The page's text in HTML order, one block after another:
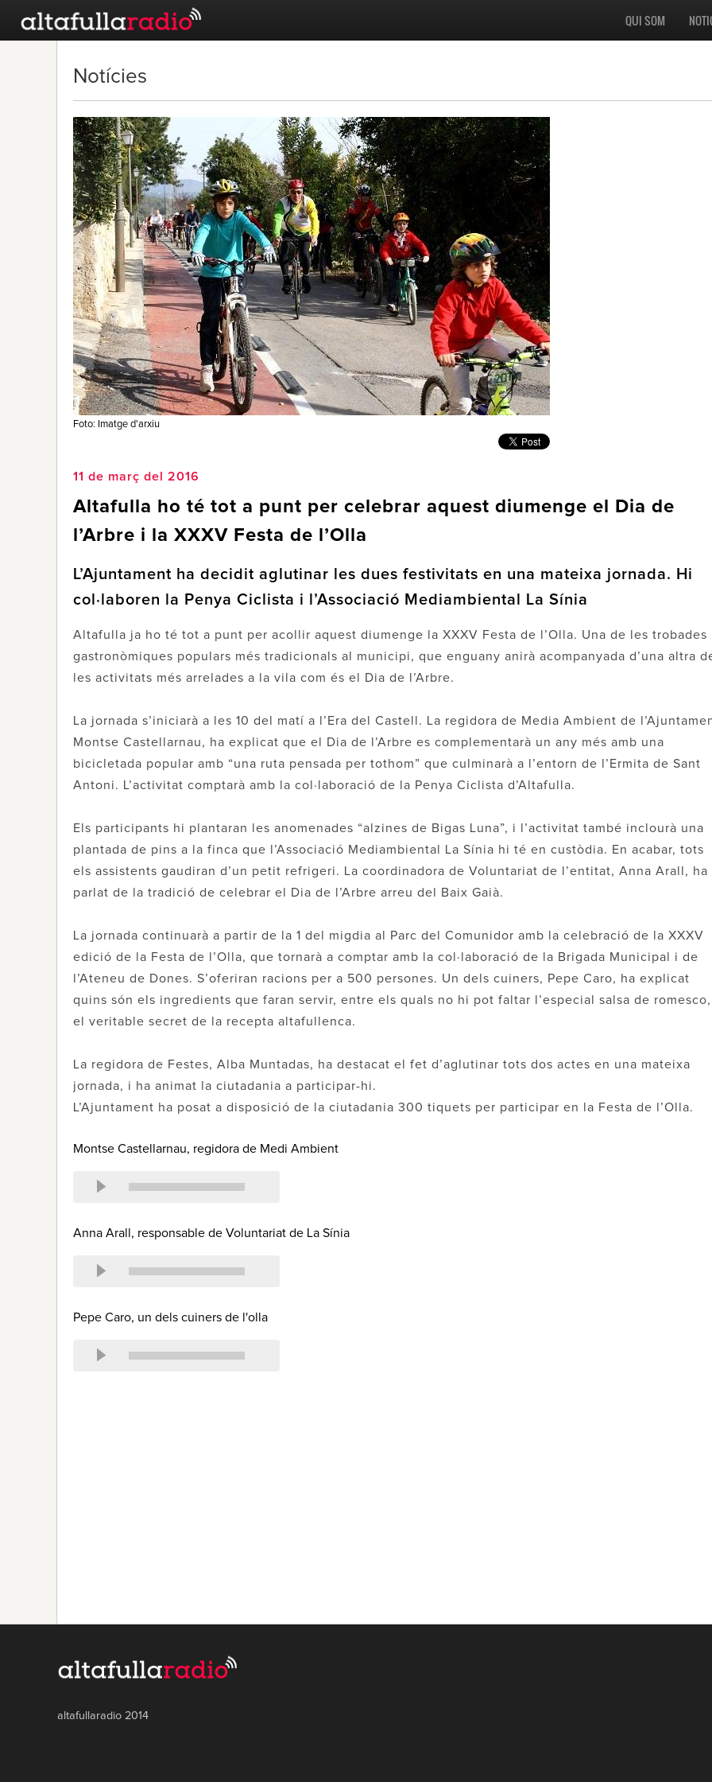
QUI SOM
Notícies
Foto: Imatge d'arxiu
11 de març del 2016
Altafulla ho té tot a punt per celebrar aquest diumenge el Dia de
l’Arbre i la XXXV Festa de l’Olla
L’Ajuntament ha decidit aglutinar les dues festivitats en una mateixa jornada. Hi
col·laboren la Penya Ciclista i l’Associació Mediambiental La Sínia
Altafulla ja ho té tot a punt per acollir aquest diumenge la XXXV Festa de l’Olla. Una de les trobades
gastronòmiques populars més tradicionals al municipi, que enguany anirà acompanyada d’una altra
les activitats més arrelades a la vila com és el Dia de l’Arbre.
La jornada s’iniciarà a les 10 del matí a l’Era del Castell. La regidora de Media Ambient de
Montse Castellarnau, ha explicat que el Dia de l’Arbre es complementarà un any més amb una
bicicletada popular amb “una ruta pensada per tothom” que culminarà a l’entorn de l’Ermita de Sant
Antoni. L’activitat comptarà amb la col·laboració de la Penya Ciclista d’Altafulla.
Els participants hi plantaran les anomenades “alzines de Bigas Luna”, i l’activitat també inclourà una
plantada de pins a la finca que l’Associació Mediambiental La Sínia hi té en custòdia. En acabar, tots
els assistents gaudiran d’un petit refrigeri. La coordinadora de Voluntariat de l’entitat, Anna Arall, ha
parlat de la tradició de celebrar el Dia de l’Arbre arreu del Baix Gaià.
La jornada continuarà a partir de la 1 del migdia al Parc del Comunidor amb la celebració de la XXXV
edició de la Festa de l’Olla, que tornarà a comptar amb la col·laboració de la Brigada Municipal i de
l’Ateneu de Dones. S’oferiran racions per a 500 persones. Un dels cuiners, Pepe Caro, ha explicat
quins són els ingredients que faran servir, entre els quals no hi pot faltar l’especial salsa de romesco,
el veritable secret de la recepta altafullenca.
La regidora de Festes, Alba Muntadas, ha destacat el fet d’aglutinar tots dos actes en una mateixa
jornada, i ha animat la ciutadania a participar-hi.
L’Ajuntament ha posat a disposició de la ciutadania 300 tiquets per participar en la Festa de l’Olla.
Montse Castellarnau, regidora de Medi Ambient
Anna Arall, responsable de Voluntariat de La Sínia
Pepe Caro, un dels cuiners de l'olla
altafullaradio 2014